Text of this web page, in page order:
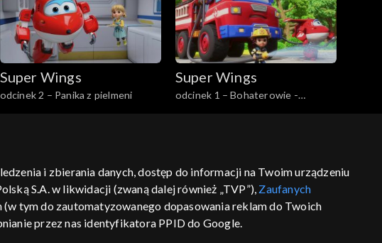
Super Wings
odcinek 2 – Panika z pielmeni
Super Wings
odcinek 1 – Bohaterowie -
dostępność informacje o dostawcy usług
i zbierania danych, dostęp do informacji na Twoim urządzeniu
S.A. w likwidacji (zwaną dalej również „TVP”), Zaufanych
(w tym do zautomatyzowanego dopasowania reklam do Twoich
przez nas identyfikatora PPID do Google.